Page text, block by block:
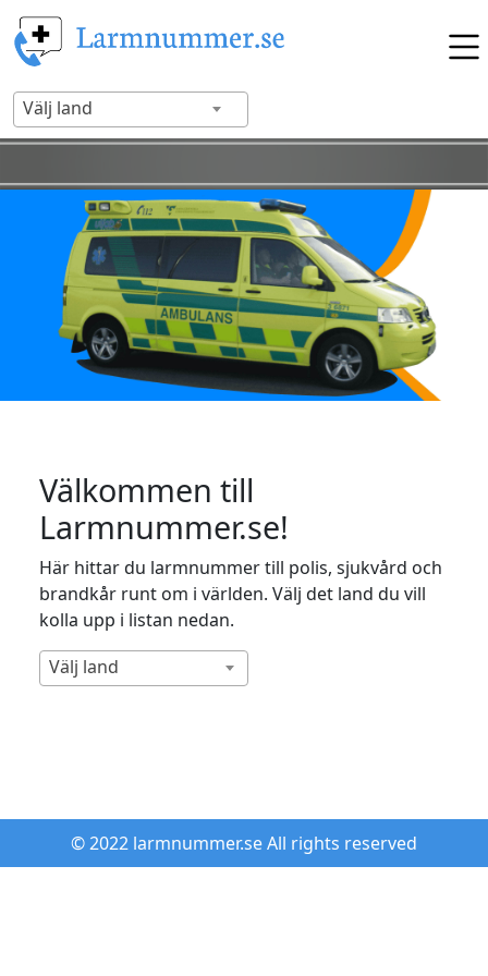
Välj land
Välkommen till
Larmnummer.se!
Här hittar du larmnummer till polis, sjukvård och
brandkår runt om i världen. Välj det land du vill
kolla upp i listan nedan.
Välj land
© 2022 larmnummer.se All rights reserved